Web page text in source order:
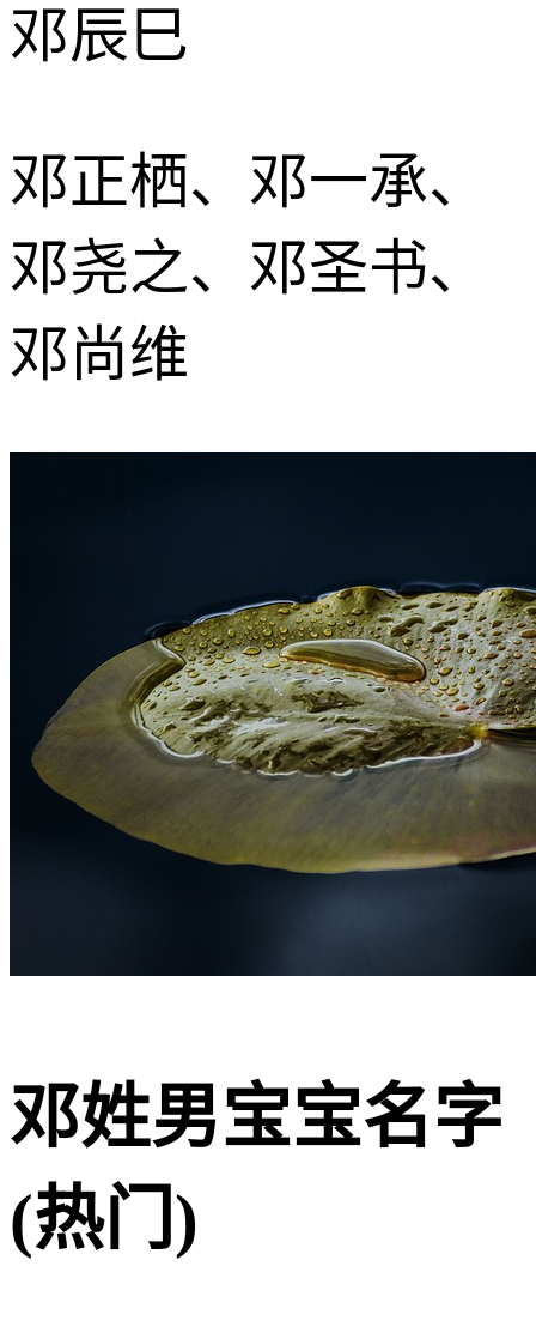
邓辰巳
邓正栖、邓一承、
邓尧之、邓圣书、
邓尚维
邓姓男宝宝名字
(热门)